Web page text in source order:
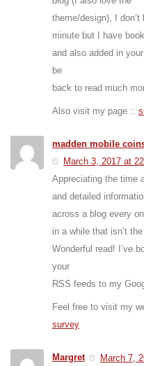
theme/design), I
minute but I have
and also added in
be
back to read much
Also visit my page ::
madden mobile
March 3, 2017 at
Appreciating the time
and detailed
across a blog every
in a while that isn’t
Wonderful read! I’ve
your
RSS feeds to my
Feel free to visit my
survey
Margret
March 7,